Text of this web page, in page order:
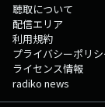
聴取について
配信エリア
利用規約
プライバシーポリ
ライセンス情報
radiko news